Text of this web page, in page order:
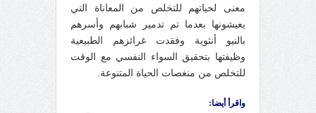
معنى لحياتهم للتخلص من المعاناة التي
يعيشونها بعدما تم تدمير شبابهم وأسرهم
بالنيو أنثوية وفقدت غرائزهم الطبيعية
وظيفتها بتحقيق السواء النفسي مع الوقت
للتخلص من منغصات الحياة المتنوعة.
واقرأ أيضا: